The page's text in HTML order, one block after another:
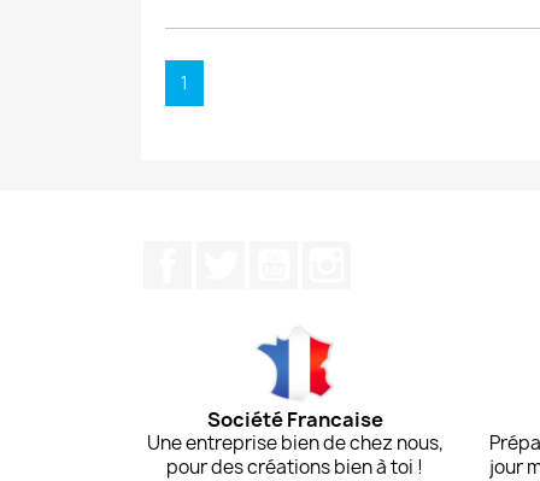
1
Société Francaise
Une entreprise bien de chez nous,
pour des créations bien à toi !
jour